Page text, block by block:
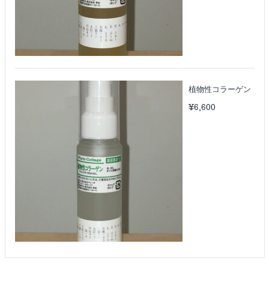
植物性コラーゲン
¥6,600